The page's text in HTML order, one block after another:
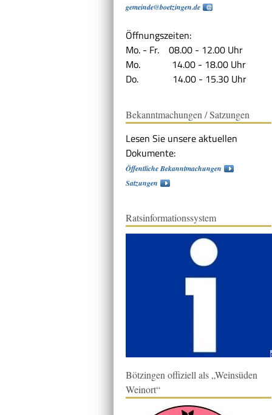
gemeinde@boetzingen.de
Öffnungszeiten:
Mo. - Fr. 08.00 - 12.00 Uhr
Mo. 14.00 - 18.00 Uhr
Do. 14.00 - 15.30 Uhr
Bekanntmachungen / Satzungen
Lesen Sie unsere aktuellen
Dokumente:
Öffentliche Bekanntmachungen
Satzungen
Ratsinformationssystem
Bötzingen offiziell als „Weinsüden
Weinort“